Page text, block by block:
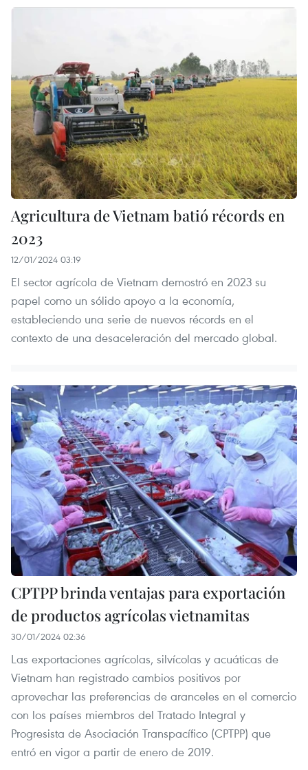
Agricultura de Vietnam batió récords en
2023
12/01/2024 03:19
El sector agrícola de Vietnam demostró en 2023 su
papel como un sólido apoyo a la economía,
estableciendo una serie de nuevos récords en el
contexto de una desaceleración del mercado global.
CPTPP brinda ventajas para exportación
de productos agrícolas vietnamitas
30/01/2024 02:36
Las exportaciones agrícolas, silvícolas y acuáticas de
Vietnam han registrado cambios positivos por
aprovechar las preferencias de aranceles en el comercio
con los países miembros del Tratado Integral y
Progresista de Asociación Transpacífico (CPTPP) que
entró en vigor a partir de enero de 2019.